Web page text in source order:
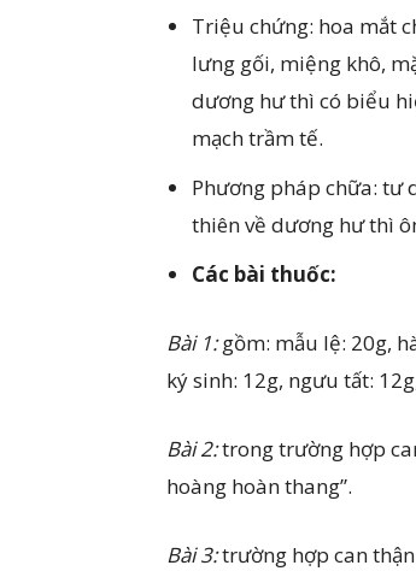
Triệu chứng: hoa mắt
lưng gối, miệng khô,
dương hư thì có biểu
mạch trầm tế.
Phương pháp chữa: tư
thiên về dương hư thì
Các bài thuốc:
Bài 1:gồm: mẫu lệ: 20g,
ký sinh: 12g, ngưu tất:
Bài 2:trong trường hợp
hoàng hoàn thang”.
Bài 3:trường hợp can